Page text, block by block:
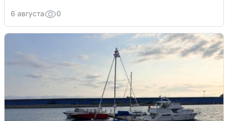
6 августа 0